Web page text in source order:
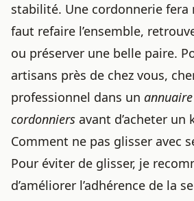
stabilité. Une cordonnerie fera
faut refaire l’ensemble,
ou préserver une belle paire.
artisans près de chez vous,
professionnel dans un
cordonniers avant d’acheter un
Comment ne pas glisser avec
Pour éviter de glisser, je
d’améliorer l’adhérence de la